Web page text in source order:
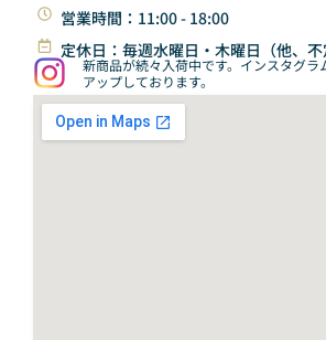
営業時間：11:00 - 18:00
定休日：毎週水曜日・木曜日（他、不
新商品が続々入荷中です。インスタグラ
アップしております。